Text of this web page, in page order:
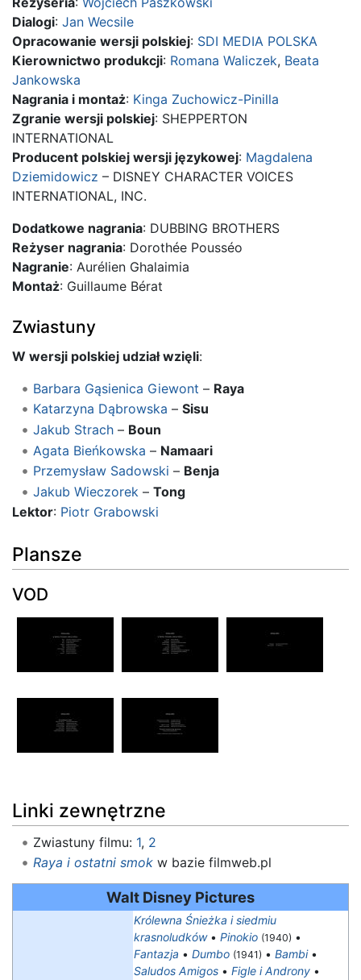
Dialogi: Jan Wecsile
Opracowanie wersji polskiej: SDI MEDIA POLSKA
Kierownictwo produkcji: Romana Waliczek, Beata
Jankowska
Nagrania i montaż: Kinga Zuchowicz-Pinilla
Zgranie wersji polskiej: SHEPPERTON
INTERNATIONAL
Producent polskiej wersji językowej: Magdalena
Dziemidowicz – DISNEY CHARACTER VOICES
INTERNATIONAL, INC.
Dodatkowe nagrania: DUBBING BROTHERS
Reżyser nagrania: Dorothée Pousséo
Nagranie: Aurélien Ghalaimia
Montaż: Guillaume Bérat
Zwiastuny
W wersji polskiej udział wzięli:
Barbara Gąsienica Giewont – Raya
Katarzyna Dąbrowska – Sisu
Jakub Strach– Boun
Agata Bieńkowska – Namaari
Przemysław Sadowski – Benja
Jakub Wieczorek – Tong
Lektor: Piotr Grabowski
Plansze
VOD
Linki zewnętrzne
Zwiastuny filmu: 1, 2
Raya i ostatni smokw bazie filmweb.pl
Walt Disney Pictures
Królewna Śnieżka i siedmiu
krasnoludków• Pinokio (1940) •
Fantazja • Dumbo (1941) • Bambi•
Saludos Amigos • Figle i Androny •